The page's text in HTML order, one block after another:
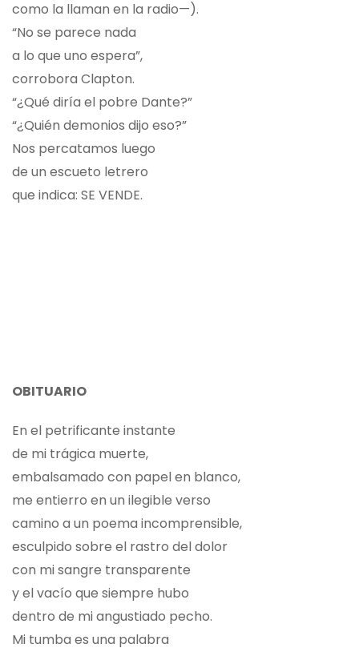
como la llaman en la radio—).
“No se parece nada
a lo que uno espera”,
corrobora Clapton.
“¿Qué diría el pobre Dante?”
“¿Quién demonios dijo eso?”
Nos percatamos luego
de un escueto letrero
que indica: SE VENDE.
OBITUARIO
En el petrificante instante
de mi trágica muerte,
embalsamado con papel en blanco,
me entierro en un ilegible verso
camino a un poema incomprensible,
esculpido sobre el rastro del dolor
con mi sangre transparente
y el vacío que siempre hubo
dentro de mi angustiado pecho.
Mi tumba es una palabra